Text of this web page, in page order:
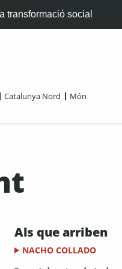
transformació social
Catalunya Nord Món
Als que arriben
NACHO COLLADO